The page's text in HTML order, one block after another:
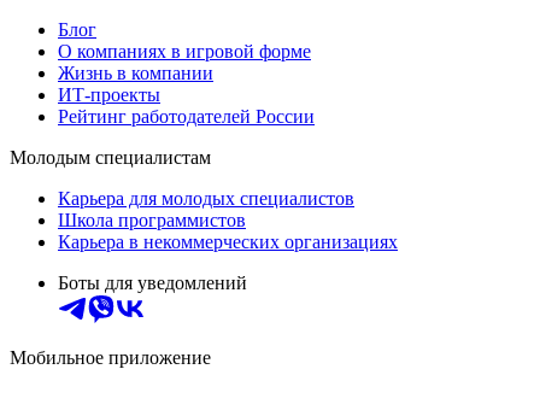
Блог
О компаниях в игровой форме
Жизнь в компании
ИТ-проекты
Рейтинг работодателей России
Молодым специалистам
Карьера для молодых специалистов
Школа программистов
Карьера в некоммерческих организациях
Боты для уведомлений
Мобильное приложение